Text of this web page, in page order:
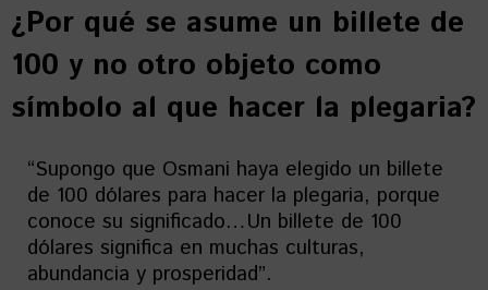
¿Por qué se asume un billete de
100 y no otro objeto como
símbolo al que hacer la plegaria?
“Supongo que Osmani haya elegido un billete
de 100 dólares para hacer la plegaria, porque
conoce su significado…Un billete de 100
dólares significa en muchas culturas,
abundancia y prosperidad”.